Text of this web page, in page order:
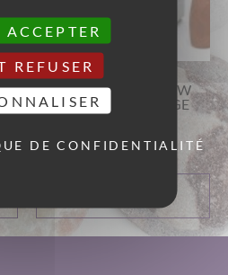
ENCENS BACKFLOW
CÔNES HEM SAUGE
BLANCHE
13,00€
ACCEPTER
REFUSER
DE CONFIDENTIALITÉ